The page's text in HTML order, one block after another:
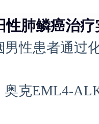
肺鳞癌治疗
男性患者通过
奥克EML4-